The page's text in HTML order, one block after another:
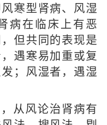
寒型肾病、风湿
病在临床上有恶
但共同的表现是
遇寒易加重或复
；风湿者，遇湿
从风论治肾病有